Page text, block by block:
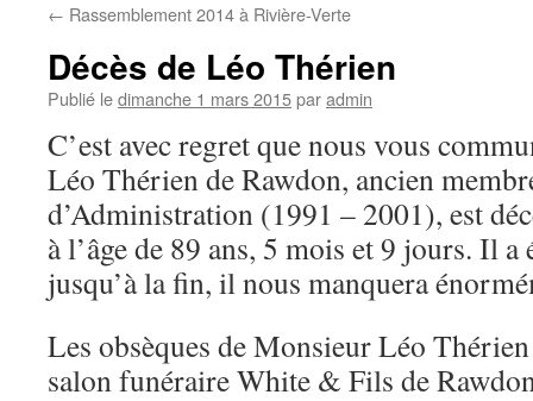
← Rassemblement 2014 à Rivière-Verte
Décès de Léo Thérien
Publié ledimanche 1 mars 2015paradmin
C’est avec regret que nous vous
Léo Thérien de Rawdon, ancien
d’Administration (1991 – 2001), est
à l’âge de 89 ans, 5 mois et 9 jours. Il a
jusqu’à la fin, il nous manquera
Les obsèques de Monsieur Léo
salon funéraire White & Fils de